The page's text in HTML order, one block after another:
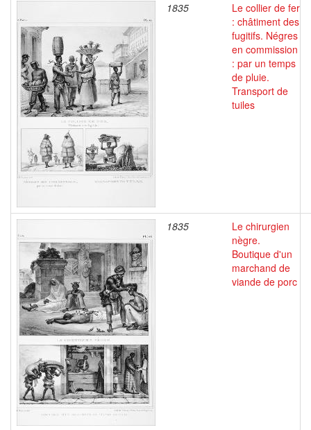
1835
Le collier de fer
: châtiment des
fugitifs. Négres
en commission
: par un temps
de pluie.
Transport de
tuiles
1835
Le chirurgien
nègre.
Boutique d'un
marchand de
viande de porc